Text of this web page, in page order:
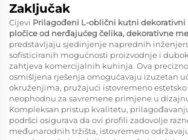
Zaključak
Cijevi Prilagođeni L-oblični kutni
pločice od nerđajućeg čelika, dekorativne
predstavljaju sjedinjenje naprednih
sofisticiranih mogućnosti proizvodnje i
zahtjeva komercijalnih kuhinja. Ova
osmišljena rješenja omogućavaju izuzetan
okruženjima, pružajući istovremeno estetsko
neophodnu za savremene primjene u
Kompleksan pristup kvalitetu,
podršci osigurava da ovi profili zadovolje
međunarodnih tržišta, istovremeno